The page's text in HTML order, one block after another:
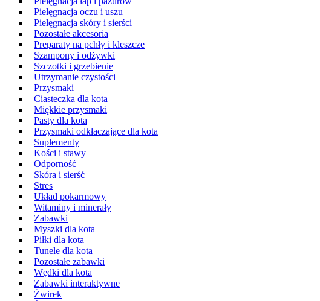
Pielęgnacja oczu i uszu
Pielęgnacja skóry i sierści
Pozostałe akcesoria
Preparaty na pchły i kleszcze
Szampony i odżywki
Szczotki i grzebienie
Utrzymanie czystości
Przysmaki
Ciasteczka dla kota
Miękkie przysmaki
Pasty dla kota
Przysmaki odkłaczające dla kota
Suplementy
Kości i stawy
Odporność
Skóra i sierść
Stres
Układ pokarmowy
Witaminy i minerały
Zabawki
Myszki dla kota
Piłki dla kota
Tunele dla kota
Pozostałe zabawki
Wędki dla kota
Zabawki interaktywne
Żwirek